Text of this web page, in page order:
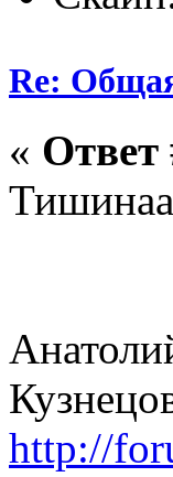
Re:
« Ответ
http://